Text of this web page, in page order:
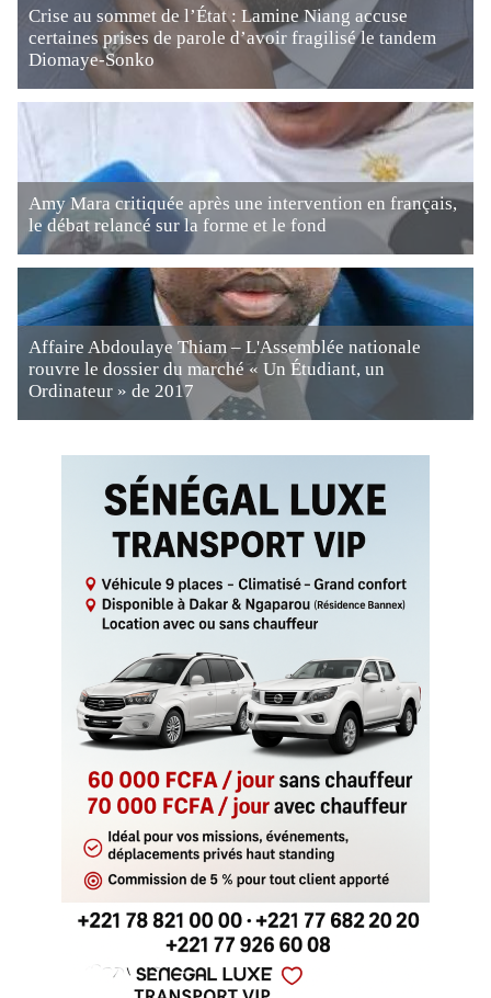
Crise au sommet de l’État : Lamine Niang accuse
certaines prises de parole d’avoir fragilisé le tandem
Diomaye-Sonko
Amy Mara critiquée après une intervention en français,
le débat relancé sur la forme et le fond
Affaire Abdoulaye Thiam – L'Assemblée nationale
rouvre le dossier du marché « Un Étudiant, un
Ordinateur » de 2017